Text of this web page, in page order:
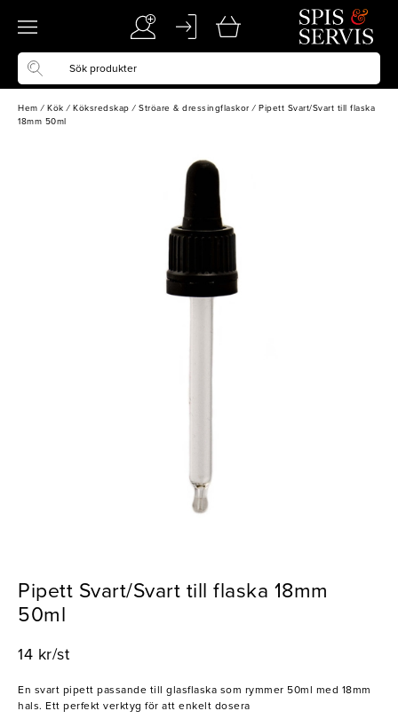
Hem / Kök / Köksredskap / Ströare & dressingflaskor / Pipett Svart/Svart till flaska
18mm 50ml
Pipett Svart/Svart till flaska 18mm
50ml
14 kr/st
En svart pipett passande till glasflaska som rymmer 50ml med 18mm
hals. Ett perfekt verktyg för att enkelt dosera